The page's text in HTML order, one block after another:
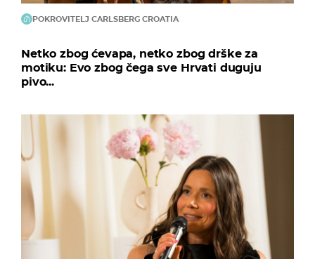
POKROVITELJ CARLSBERG CROATIA
Netko zbog ćevapa, netko zbog drške za
motiku: Evo zbog čega sve Hrvati duguju
pivo...